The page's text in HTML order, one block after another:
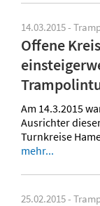
14.03.2015 -
Offene
Am 14.3.2015
Ausrichter
Turnkreise
mehr...
25.02.2015 -